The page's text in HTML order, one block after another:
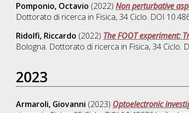
Pomponio, Octavio (2022) Non perturbative
Dottorato di ricerca in Fisica, 34 Ciclo. DOI
Ridolfi, Riccardo (2022) The FOOT experiment:
Bologna. Dottorato di ricerca in Fisica, 34 Ciclo.
2023
Armaroli, Giovanni (2023) Optoelectronic